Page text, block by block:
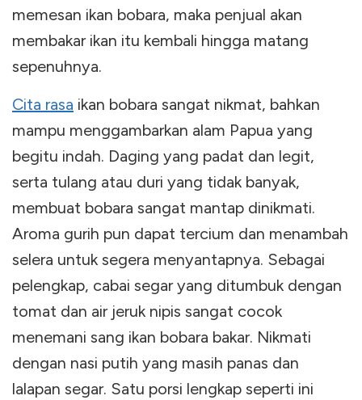
memesan ikan bobara, maka penjual akan
membakar ikan itu kembali hingga matang
sepenuhnya.
Cita rasa ikan bobara sangat nikmat, bahkan
mampu menggambarkan alam Papua yang
begitu indah. Daging yang padat dan legit,
serta tulang atau duri yang tidak banyak,
membuat bobara sangat mantap dinikmati.
Aroma gurih pun dapat tercium dan menambah
selera untuk segera menyantapnya. Sebagai
pelengkap, cabai segar yang ditumbuk dengan
tomat dan air jeruk nipis sangat cocok
menemani sang ikan bobara bakar. Nikmati
dengan nasi putih yang masih panas dan
lalapan segar. Satu porsi lengkap seperti ini